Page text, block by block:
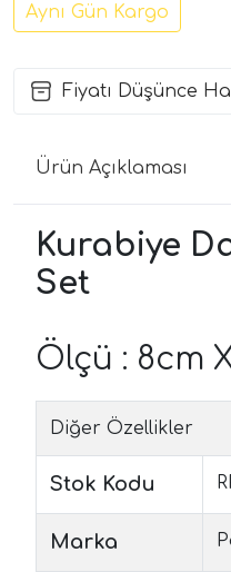
Aynı Gün Kargo
Fiyatı Düşünce
Ürün Açıklaması
Kurabiye
Set
Ölçü : 8cm
Diğer Özellikler
Stok Kodu
Marka